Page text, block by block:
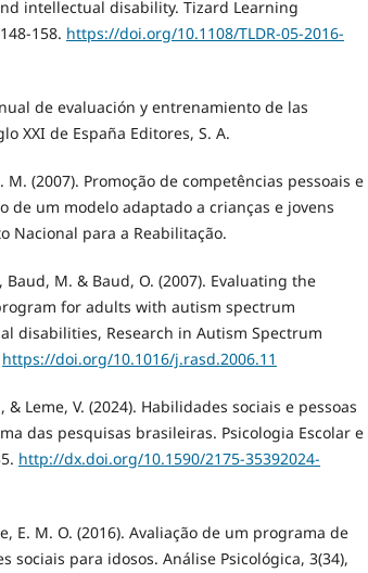
intellectual disability. Tizard Learning
158. https://doi.org/10.1108/TLDR-05-2016-
de evaluación y entrenamiento de las
XXI de España Editores, S. A.
M. (2007). Promoção de competências pessoais e
de um modelo adaptado a crianças e jovens
Nacional para a Reabilitação.
Baud, M. & Baud, O. (2007). Evaluating the
for adults with autism spectrum
disabilities, Research in Autism Spectrum
https://doi.org/10.1016/j.rasd.2006.11
& Leme, V. (2024). Habilidades sociais e pessoas
das pesquisas brasileiras. Psicologia Escolar e
http://dx.doi.org/10.1590/2175-35392024-
E. M. O. (2016). Avaliação de um programa de
sociais para idosos. Análise Psicológica, 3(34),